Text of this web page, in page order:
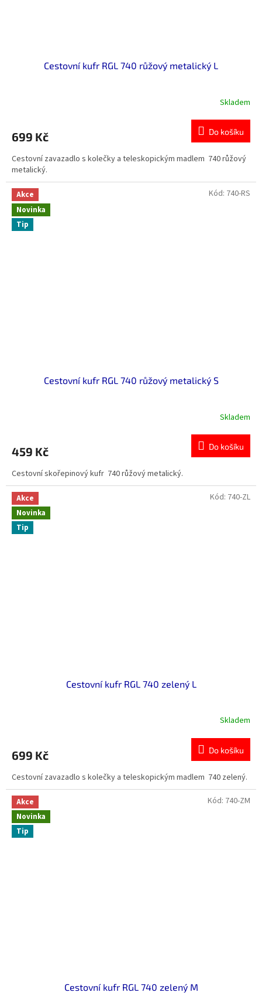
Cestovní kufr RGL 740 růžový metalický L
Skladem
699 Kč Do košíku
Cestovní zavazadlo s kolečky a teleskopickým madlem 740 růžový
metalický.
Akce
Novinka
Tip
Cestovní kufr RGL 740 růžový metalický S
Skladem
459 Kč Do košíku
Cestovní skořepinový kufr 740 růžový metalický.
Kód: 740-RS
Akce
Novinka
Tip
Cestovní kufr RGL 740 zelený L
Skladem
699 Kč Do košíku
Cestovní zavazadlo s kolečky a teleskopickým madlem 740 zelený.
Kód: 740-ZL
Akce
Novinka
Tip
Cestovní kufr RGL 740 zelený M
Kód: 740-ZM